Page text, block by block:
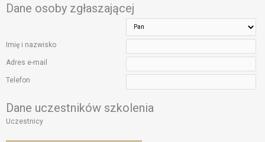
Dane osoby zgłaszającej
Imię i nazwisko
Adres e-mail
Telefon
Dane uczestników szkolenia
Uczestnicy